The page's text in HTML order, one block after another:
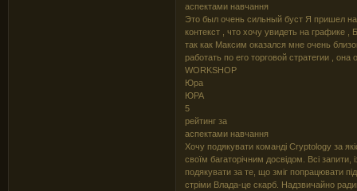
аспектами навчання
Это был очень сильный буст Я пришел
контекст , что хочу увидеть на графике
так как Максим оказался мне очень
работать по его торговой стратегии ,
WORKSHOP
Юра
ЮРА
5
рейтинг за
аспектами навчання
Хочу подякувати команді Cryptology за
своїм багаторічним досвідом. Всі
подякувати за те, що зміг попрацювати
стріми Влада-це скарб. Надзвичайно